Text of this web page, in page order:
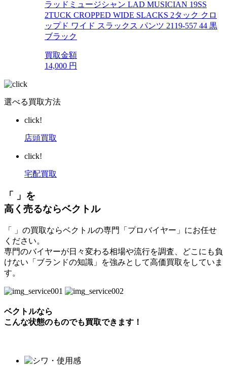
ラッドミュージシャン LAD MUSICIAN 19SS
2TUCK CROPPED WIDE SLACKS 2タック クロ
ップド ワイド スラックス パンツ 2119-557 44 黒
ブラック
買取金額
14,000 円
選べる買取方法
click!
店頭買取
click!
宅配買取
「 」を
高く売るならベクトル
「 」の買取ならベクトルの専門「プロバイヤー」にお任せ
ください。
専門のバイヤーが日々変わる相場や流行を調査、どこにも負
けない「ブランドの知識」を強みとして高価買取をしていま
す。
ベクトルなら
こんな状態のものでも買取できます！